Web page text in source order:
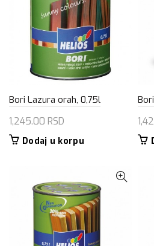
Bori Lazura orah, 0,75l
1,245.00 RSD
Dodaj u korpu